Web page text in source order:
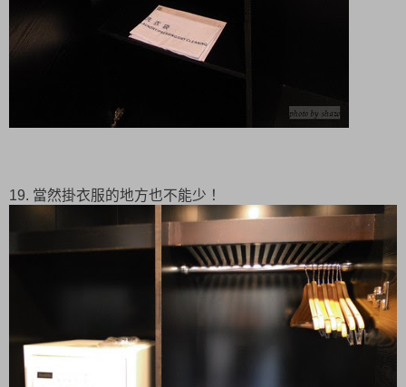
19. 當然掛衣服的地方也不能少！